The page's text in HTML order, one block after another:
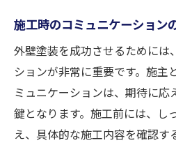
施工時のコミュニケーション
外壁塗装を成功させるためには
ションが非常に重要です。施主
ミュニケーションは、期待に応
鍵となります。施工前には、し
え、具体的な施工内容を確認す